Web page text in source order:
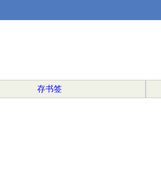
存书签